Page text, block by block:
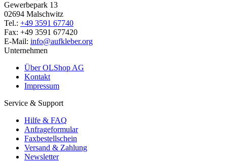
Gewerbepark 13
02694 Malschwitz
Tel.: +49 3591 67740
Fax: +49 3591 677420
E-Mail: info@aufkleber.org
Unternehmen
Über OLShop AG
Kontakt
Impressum
Service & Support
Hilfe & FAQ
Anfrageformular
Faxbestellschein
Versand & Zahlung
Newsletter